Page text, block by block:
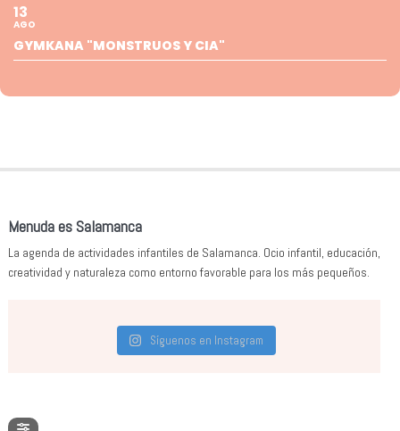
13
AGO
GYMKANA "MONSTRUOS Y CIA"
Menuda es Salamanca
La agenda de actividades infantiles de Salamanca. Ocio infantil, educación,
creatividad y naturaleza como entorno favorable para los más pequeños.
Síguenos en Instagram